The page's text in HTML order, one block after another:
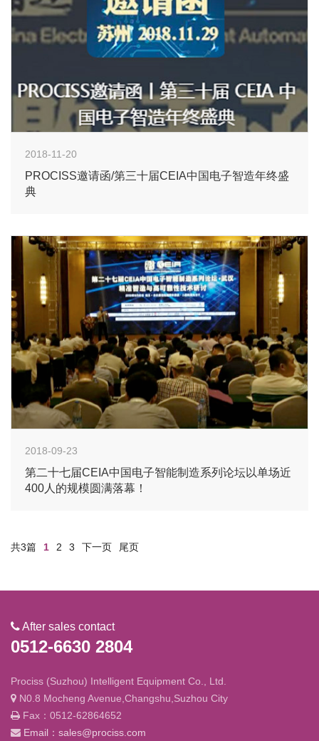
2018-11-20
PROCISS邀请函/第三十届CEIA中国电子智造年终盛
典
2018-09-23
第二十七届CEIA中国电子智能制造系列论坛以单场近
400人的规模圆满落幕！
共3篇 1 2 3 下一页 尾页
After sales contact
0512-6630 2804
Prociss (Suzhou) Intelligent Equipment Co., Ltd.
N0.8 Mocheng Avenue,Changshu,Suzhou City
Fax：0512-62864652
Email：sales@prociss.com